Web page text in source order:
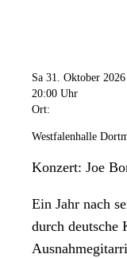
Sa 31. Oktober 2026
20:00 Uhr
Ort:
Westfalenhalle
Konzert: Joe
Ein Jahr nach
durch deutsche